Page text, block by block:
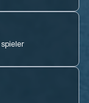
spieler